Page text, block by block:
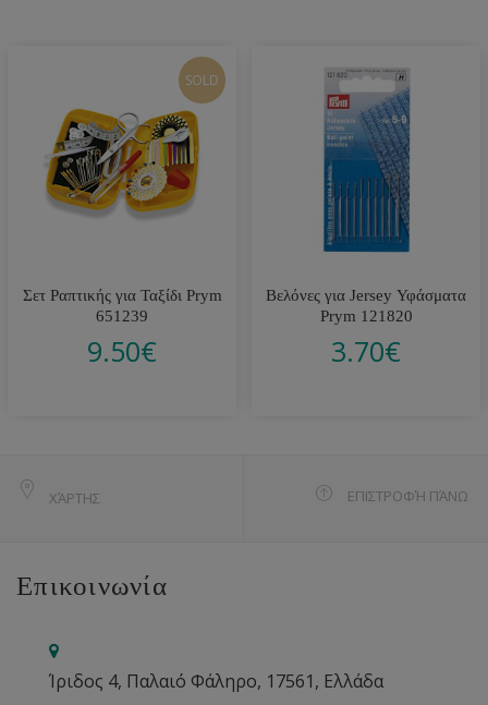
SOLD
Σετ Ραπτικής για Ταξίδι Prym
651239
9.50€
Βελόνες για Jersey Υφάσματα
Prym 121820
3.70€
ΧΆΡΤΗΣ ΕΠΙΣΤΡΟΦΉ ΠΆΝΩ
Επικοινωνία
Ίριδος 4, Παλαιό Φάληρο, 17561, Ελλάδα